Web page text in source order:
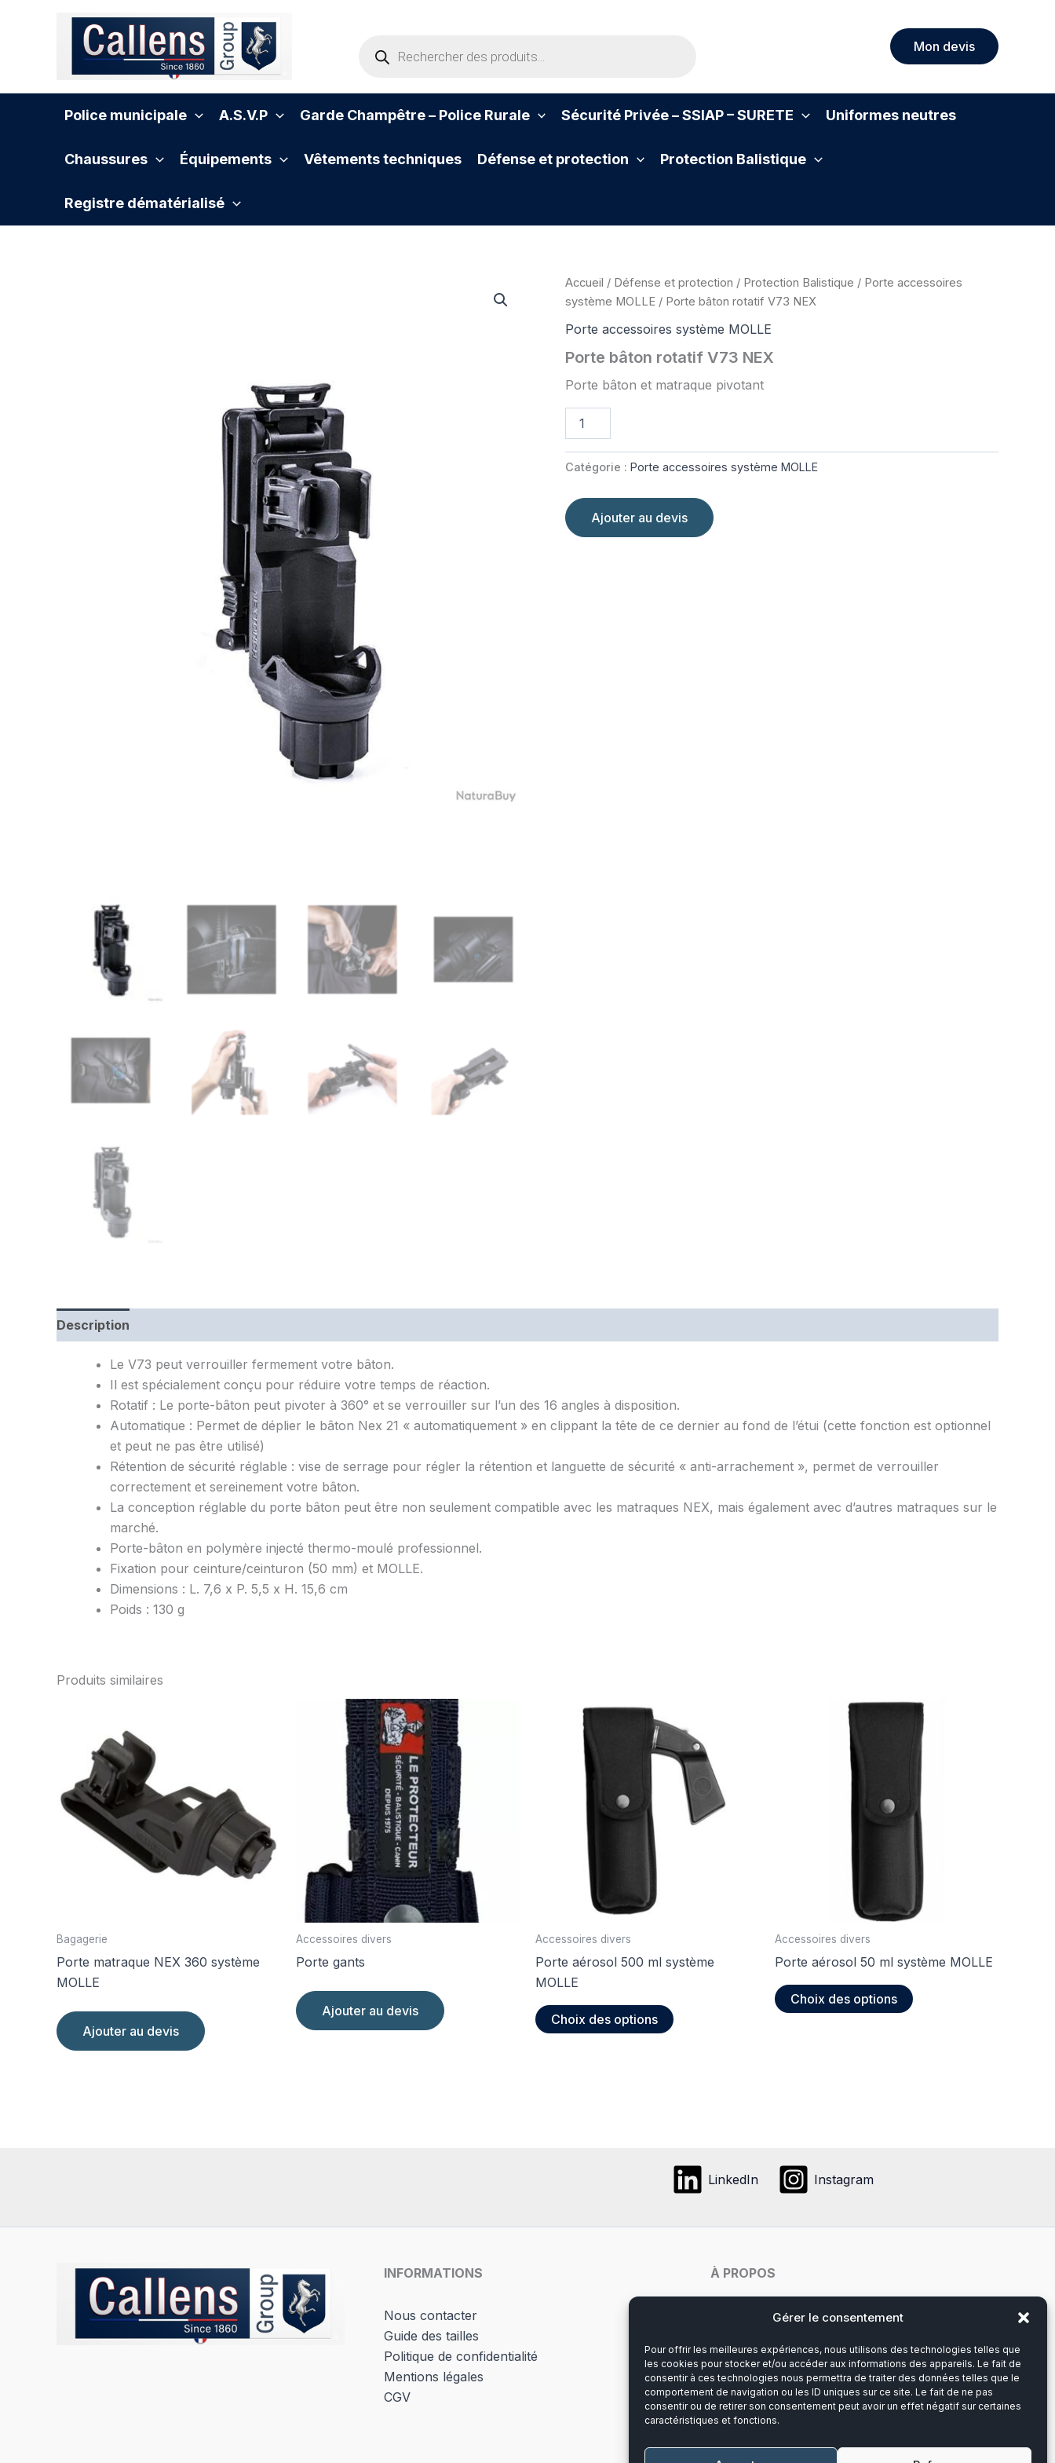
Gérer le consentement
Pour offrir les meilleures expériences, nous utilisons des technologies telles que
les cookies pour stocker et/ou accéder aux informations des appareils. Le fait de
consentir à ces technologies nous permettra de traiter des données telles que le
comportement de navigation ou les ID uniques sur ce site. Le fait de ne pas
consentir ou de retirer son consentement peut avoir un effet négatif sur certaines
caractéristiques et fonctions.
Mon devis
Police municipale A.S.V.P Garde Champêtre – Police Rurale Sécurité Privée – SSIAP – SURETE Uniformes neutres
Chaussures Équipements Vêtements techniques Défense et protection Protection Balistique
Registre dématérialisé
Accueil / Défense et protection / Protection Balistique / Porte accessoires
système MOLLE / Porte bâton rotatif V73 NEX
Porte accessoires système MOLLE
Porte bâton rotatif V73 NEX
Porte bâton et matraque pivotant
bâton
rotatif
NEX
Catégorie : Porte accessoires système MOLLE
Ajouter au devis
Description
Le V73 peut verrouiller fermement votre bâton.
Il est spécialement conçu pour réduire votre temps de réaction.
Rotatif : Le porte-bâton peut pivoter à 360° et se verrouiller sur l’un des 16 angles à disposition.
Automatique : Permet de déplier le bâton Nex 21 « automatiquement » en clippant la tête de ce dernier au fond de l’étui (cette fonction est optionnel
et peut ne pas être utilisé)
Rétention de sécurité réglable : vise de serrage pour régler la rétention et languette de sécurité « anti-arrachement », permet de verrouiller
correctement et sereinement votre bâton.
La conception réglable du porte bâton peut être non seulement compatible avec les matraques NEX, mais également avec d’autres matraques sur le
marché.
Porte-bâton en polymère injecté thermo-moulé professionnel.
Fixation pour ceinture/ceinturon (50 mm) et MOLLE.
Dimensions : L. 7,6 x P. 5,5 x H. 15,6 cm
Poids : 130 g
Produits similaires
Bagagerie
Porte matraque NEX 360 système
MOLLE
Ajouter au devis
Accessoires divers
Porte gants
Ajouter au devis
Accessoires divers
Porte aérosol 500 ml système
MOLLE
Choix des options
produit
être
choisies
la
produit
Accessoires divers
Porte aérosol 50 ml système MOLLE
Choix des options
produit
page
LinkedIn Instagram
INFORMATIONS
Nous contacter
Guide des tailles
Politique de confidentialité
Mentions légales
CGV
À PROPOS
Notre histoire
Du lundi au vendredi
8h00-12h30 et 13h30-17h00
Téléphone :